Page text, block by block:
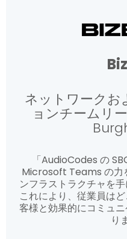
ネットワークお
ョンチームリ
「AudioCodes の
Microsoft Teams の力
ンフラストラクチャを
これにより、従業員は
客様と効果的にコミュ
り